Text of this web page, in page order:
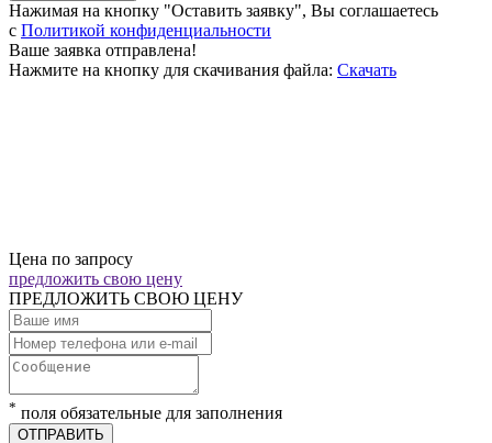
Нажимая на кнопку "Оставить заявку", Вы соглашаетесь
c Политикой конфиденциальности
Ваше заявка отправлена!
Нажмите на кнопку для скачивания файла: Скачать
Цена по запросу
предложить свою цену
ПРЕДЛОЖИТЬ СВОЮ ЦЕНУ
* поля обязательные для заполнения
ОТПРАВИТЬ